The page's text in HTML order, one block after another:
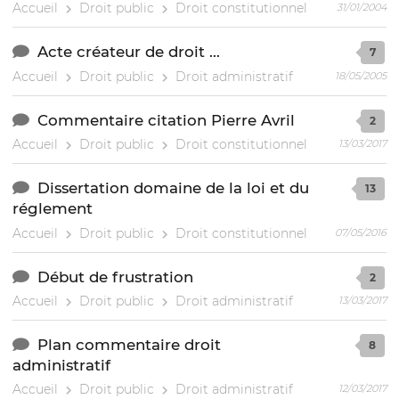
Accueil Droit public Droit constitutionnel 31/01/2004
Acte créateur de droit ...
Accueil Droit public Droit administratif
7
18/05/2005
Commentaire citation Pierre Avril
Accueil Droit public Droit constitutionnel
2
13/03/2017
Dissertation domaine de la loi et du
réglement
Accueil Droit public Droit constitutionnel
13
07/05/2016
Début de frustration
Accueil Droit public Droit administratif
2
13/03/2017
Plan commentaire droit
administratif
Accueil Droit public Droit administratif
8
12/03/2017